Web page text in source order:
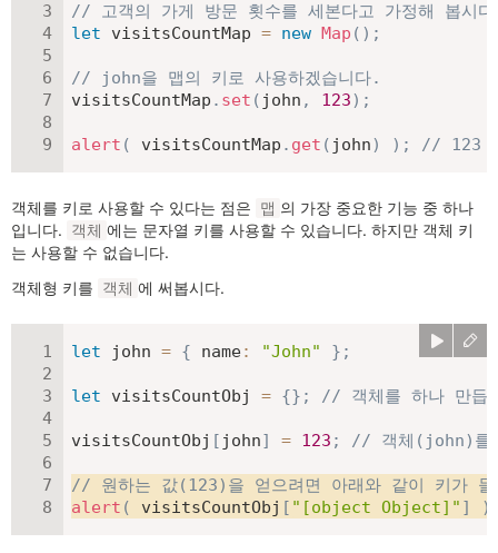
// 고객의 가게 방문 횟수를 세본다고 가정해 봅시
let visitsCountMap = new Map ( ) ;
// john을 맵의 키로 사용하겠습니다.
visitsCountMap . set ( john , 123) ;
alert ( visitsCountMap . get ( john) ) ; // 123
객체를 키로 사용할 수 있다는 점은 맵 의 가장 중요한 기능 중 하나
입니다.
객체 에는 문자열 키를 사용할 수 있습니다. 하지만 객체 키
는 사용할 수 없습니다.
객체형 키를
객체 에 써봅시다.
let john = { name: "John" } ;
let visitsCountObj = {} ; // 객체를 하나 만듭
visitsCountObj [ john] = 123 ; // 객체(john)를
// 원하는 값(123)을 얻으려면 아래와 같이 키가
alert ( visitsCountObj [ "[object Object]" ] )